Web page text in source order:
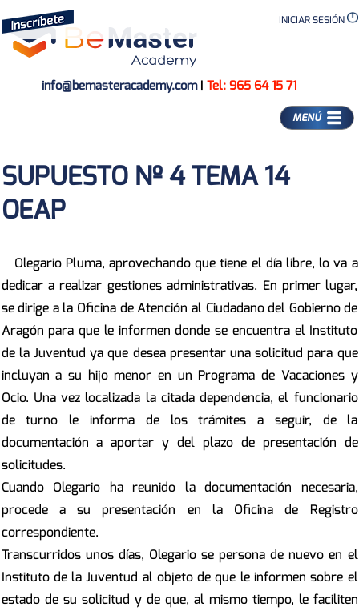
INICIAR SESIÓN
info@bemasteracademy.com| Tel: 965 64 15 71
MENÚ
SUPUESTO Nº 4 TEMA 14
OEAP
Olegario Pluma, aprovechando que tiene el día libre, lo va a
dedicar a realizar gestiones administrativas. En primer lugar,
se dirige a la Oficina de Atención al Ciudadano del Gobierno de
Aragón para que le informen donde se encuentra el Instituto
de la Juventud ya que desea presentar una solicitud para que
incluyan a su hijo menor en un Programa de Vacaciones y
Ocio. Una vez localizada la citada dependencia, el funcionario
de turno le informa de los trámites a seguir, de la
documentación a aportar y del plazo de presentación de
solicitudes.
Cuando Olegario ha reunido la documentación necesaria,
procede a su presentación en la Oficina de Registro
correspondiente.
Transcurridos unos días, Olegario se persona de nuevo en el
Instituto de la Juventud al objeto de que le informen sobre el
estado de su solicitud y de que, al mismo tiempo, le faciliten